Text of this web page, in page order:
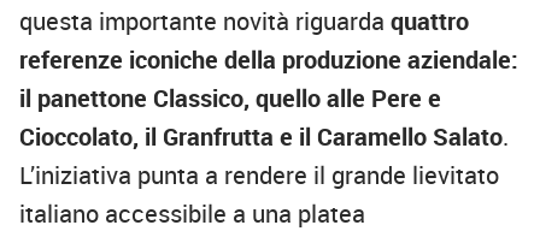
questa importante novità riguarda quattro
referenze iconiche della produzione aziendale:
il panettone Classico, quello alle Pere e
Cioccolato, il Granfrutta e il Caramello Salato.
L’iniziativa punta a rendere il grande lievitato
italiano accessibile a una platea